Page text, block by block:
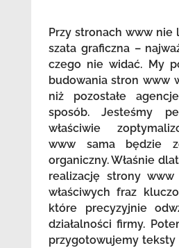
Przy stronach www nie
szata graficzna –
czego nie widać. My
budowania stron www
niż pozostałe
sposób. Jesteśmy
właściwie
www sama będzie
organiczny. Właśnie
realizację strony
właściwych fraz
które precyzyjnie
działalności firmy.
przygotowujemy